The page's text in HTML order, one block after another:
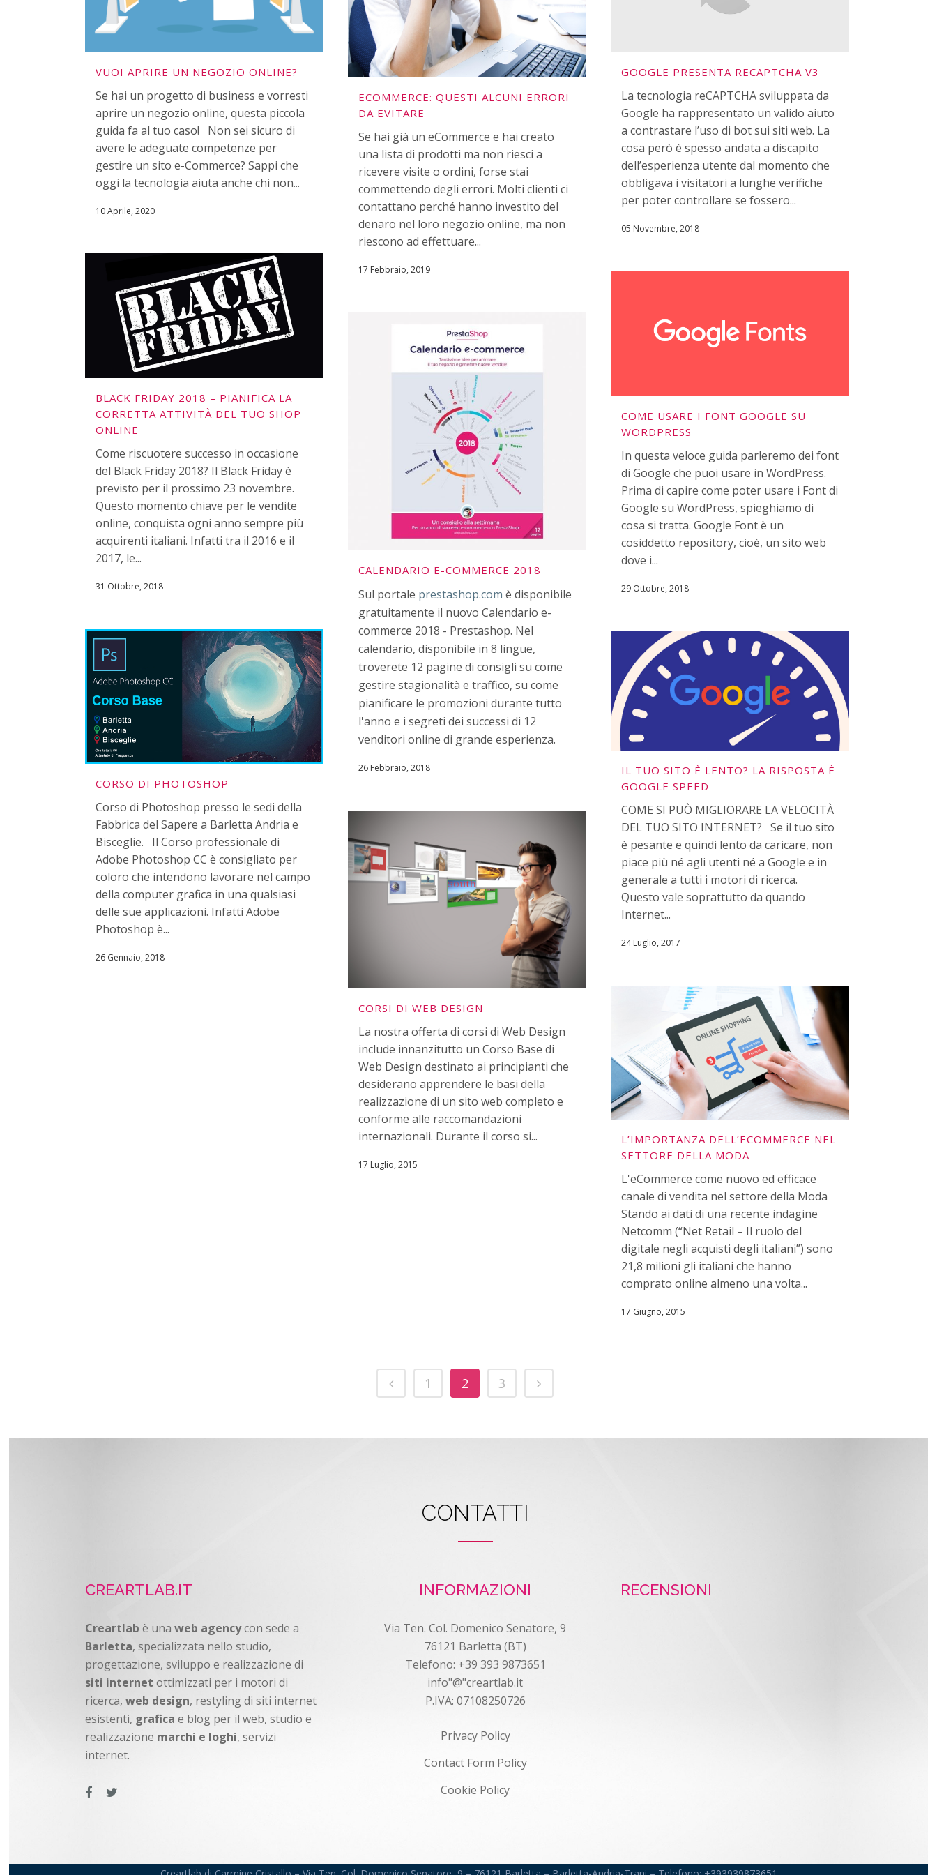
VUOI APRIRE UN NEGOZIO ONLINE?
Se hai un progetto di business e vorresti
aprire un negozio online, questa piccola
guida fa al tuo caso! Non sei sicuro di
avere le adeguate competenze per
gestire un sito e-Commerce? Sappi che
oggi la tecnologia aiuta anche chi non...
10 Aprile, 2020
ECOMMERCE: QUESTI ALCUNI ERRORI
DA EVITARE
Se hai già un eCommerce e hai creato
una lista di prodotti ma non riesci a
ricevere visite o ordini, forse stai
commettendo degli errori. Molti clienti ci
contattano perché hanno investito del
denaro nel loro negozio online, ma non
riescono ad effettuare...
17 Febbraio, 2019
GOOGLE PRESENTA RECAPTCHA V3
La tecnologia reCAPTCHA sviluppata da
Google ha rappresentato un valido aiuto
a contrastare l’uso di bot sui siti web. La
cosa però è spesso andata a discapito
dell’esperienza utente dal momento che
obbligava i visitatori a lunghe verifiche
per poter controllare se fossero...
05 Novembre, 2018
BLACK FRIDAY 2018 – PIANIFICA LA
CORRETTA ATTIVITÀ DEL TUO SHOP
ONLINE
Come riscuotere successo in occasione
del Black Friday 2018? Il Black Friday è
previsto per il prossimo 23 novembre.
Questo momento chiave per le vendite
online, conquista ogni anno sempre più
acquirenti italiani. Infatti tra il 2016 e il
2017, le...
31 Ottobre, 2018
COME USARE I FONT GOOGLE SU
WORDPRESS
In questa veloce guida parleremo dei font
di Google che puoi usare in WordPress.
Prima di capire come poter usare i Font di
Google su WordPress, spieghiamo di
cosa si tratta. Google Font è un
cosiddetto repository, cioè, un sito web
dove i...
29 Ottobre, 2018
CALENDARIO E-COMMERCE 2018
Sul portale prestashop.com è disponibile
gratuitamente il nuovo Calendario e-
commerce 2018 - Prestashop. Nel
calendario, disponibile in 8 lingue,
troverete 12 pagine di consigli su come
gestire stagionalità e traffico, su come
pianificare le promozioni durante tutto
l'anno e i segreti dei successi di 12
venditori online di grande esperienza.
26 Febbraio, 2018
CORSO DI PHOTOSHOP
Corso di Photoshop presso le sedi della
Fabbrica del Sapere a Barletta Andria e
Bisceglie. Il Corso professionale di
Adobe Photoshop CC è consigliato per
coloro che intendono lavorare nel campo
della computer grafica in una qualsiasi
delle sue applicazioni. Infatti Adobe
Photoshop è...
26 Gennaio, 2018
IL TUO SITO È LENTO? LA RISPOSTA È
GOOGLE SPEED
COME SI PUÒ MIGLIORARE LA VELOCITÀ
DEL TUO SITO INTERNET? Se il tuo sito
è pesante e quindi lento da caricare, non
piace più né agli utenti né a Google e in
generale a tutti i motori di ricerca.
Questo vale soprattutto da quando
Internet...
24 Luglio, 2017
CORSI DI WEB DESIGN
La nostra offerta di corsi di Web Design
include innanzitutto un Corso Base di
Web Design destinato ai principianti che
desiderano apprendere le basi della
realizzazione di un sito web completo e
conforme alle raccomandazioni
internazionali. Durante il corso si...
17 Luglio, 2015
L’IMPORTANZA DELL’ECOMMERCE NEL
SETTORE DELLA MODA
L'eCommerce come nuovo ed efficace
canale di vendita nel settore della Moda
Stando ai dati di una recente indagine
Netcomm (“Net Retail – Il ruolo del
digitale negli acquisti degli italiani”) sono
21,8 milioni gli italiani che hanno
comprato online almeno una volta...
17 Giugno, 2015
1 2 3
CREARTLAB.IT
Creartlab è una web agencycon sede a
Barletta, specializzata nello studio,
progettazione, sviluppo e realizzazione di
siti internet ottimizzati per i motori di
ricerca, web design, restyling di siti internet
esistenti, grafica e blog per il web, studio e
realizzazione marchi e loghi, servizi
internet.
CONTATTI
INFORMAZIONI
Via Ten. Col. Domenico Senatore, 9
76121 Barletta (BT)
Telefono: +39 393 9873651
info"@"creartlab.it
P.IVA: 07108250726
Privacy Policy
Contact Form Policy
Cookie Policy
RECENSIONI